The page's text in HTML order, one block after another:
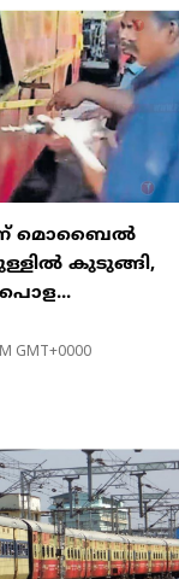
മൊബൈൽ
കുടുങ്ങി,
പൊള...
GMT+0000